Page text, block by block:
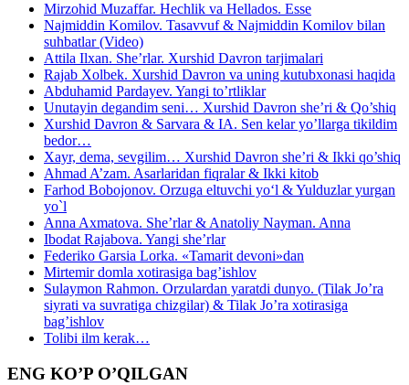
Mirzohid Muzaffar. Hechlik va Hellados. Esse
Najmiddin Komilov. Tasavvuf & Najmiddin Komilov bilan
suhbatlar (Video)
Attila Ilxan. She’rlar. Xurshid Davron tarjimalari
Rajab Xolbek. Xurshid Davron va uning kutubxonasi haqida
Abduhamid Pardayev. Yangi to’rtliklar
Unutayin degandim seni… Xurshid Davron she’ri & Qo’shiq
Xurshid Davron & Sarvara & IA. Sen kelar yo’llarga tikildim
bedor…
Xayr, dema, sevgilim… Xurshid Davron she’ri & Ikki qo’shiq
Ahmad A’zam. Asarlaridan fiqralar & Ikki kitob
Farhod Bobojonov. Orzuga eltuvchi yo‘l & Yulduzlar yurgan
yo`l
Anna Axmatova. She’rlar & Anatoliy Nayman. Anna
Ibodat Rajabova. Yangi she’rlar
Federiko Garsia Lorka. «Tamarit devoni»dan
Mirtemir domla xotirasiga bag’ishlov
Sulaymon Rahmon. Orzulardan yaratdi dunyo. (Tilak Jo’ra
siyrati va suvratiga chizgilar) & Tilak Jo’ra xotirasiga
bag’ishlov
Tolibi ilm kerak…
ENG KO’P O’QILGAN